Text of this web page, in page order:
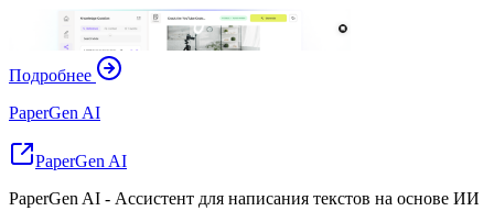
Подробнее
PaperGen AI
PaperGen AI
PaperGen AI - Ассистент для написания текстов на основе ИИ